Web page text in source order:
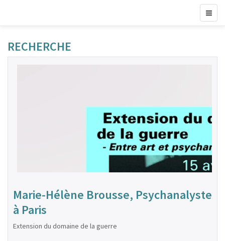
RECHERCHE
Marie-Hélène Brousse, Psychanalyste
à Paris
Extension du domaine de la guerre